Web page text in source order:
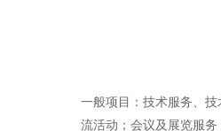
一般项目：技术服务、
流活动；会议及展览服